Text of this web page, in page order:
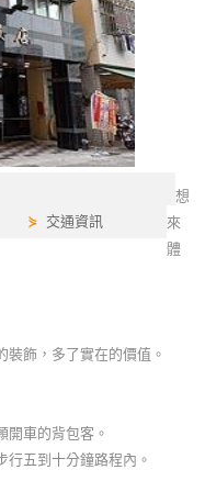
⋟ 交通資訊
想
來
體
裝飾，多了實在的價值。
開車的背包客。
行五到十分鐘路程內。